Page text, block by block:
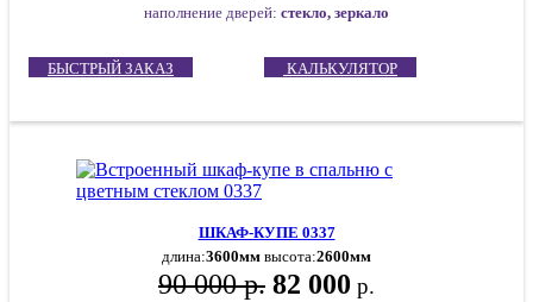
наполнение дверей: стекло, зеркало
БЫСТРЫЙ ЗАКАЗ КАЛЬКУЛЯТОР
ШКАФ-КУПЕ 0337
длина:3600мм высота:2600мм
90 000 р. 82 000 р.